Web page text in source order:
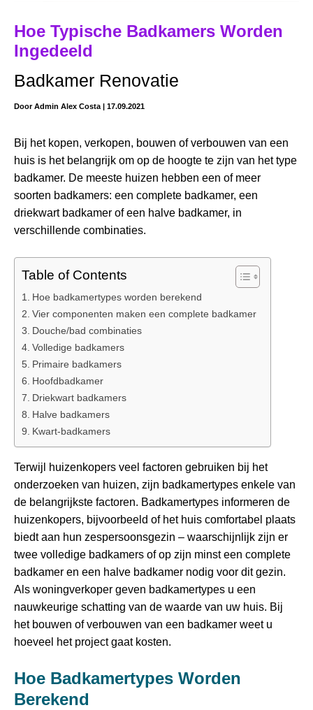
Hoe Typische Badkamers Worden
Ingedeeld
Badkamer Renovatie
DoorAdmin Alex Costa | 17.09.2021
Bij het kopen, verkopen, bouwen of verbouwen van een
huis is het belangrijk om op de hoogte te zijn van het type
badkamer. De meeste huizen hebben een of meer
soorten badkamers: een complete badkamer, een
driekwart badkamer of een halve badkamer, in
verschillende combinaties.
Table of Contents
Hoe badkamertypes worden berekend
Vier componenten maken een complete badkamer
Douche/bad combinaties
Volledige badkamers
Primaire badkamers
Hoofdbadkamer
Driekwart badkamers
Halve badkamers
Kwart-badkamers
Terwijl huizenkopers veel factoren gebruiken bij het
onderzoeken van huizen, zijn badkamertypes enkele van
de belangrijkste factoren. Badkamertypes informeren de
huizenkopers, bijvoorbeeld of het huis comfortabel plaats
biedt aan hun zespersoonsgezin – waarschijnlijk zijn er
twee volledige badkamers of op zijn minst een complete
badkamer en een halve badkamer nodig voor dit gezin.
Als woningverkoper geven badkamertypes u een
nauwkeurige schatting van de waarde van uw huis. Bij
het bouwen of verbouwen van een badkamer weet u
hoeveel het project gaat kosten.
Hoe Badkamertypes Worden
Berekend